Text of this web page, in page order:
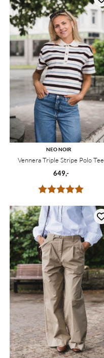
Karakter:
NEO NOIR
Vennera Triple Stripe Polo Tee
Grey
649,-